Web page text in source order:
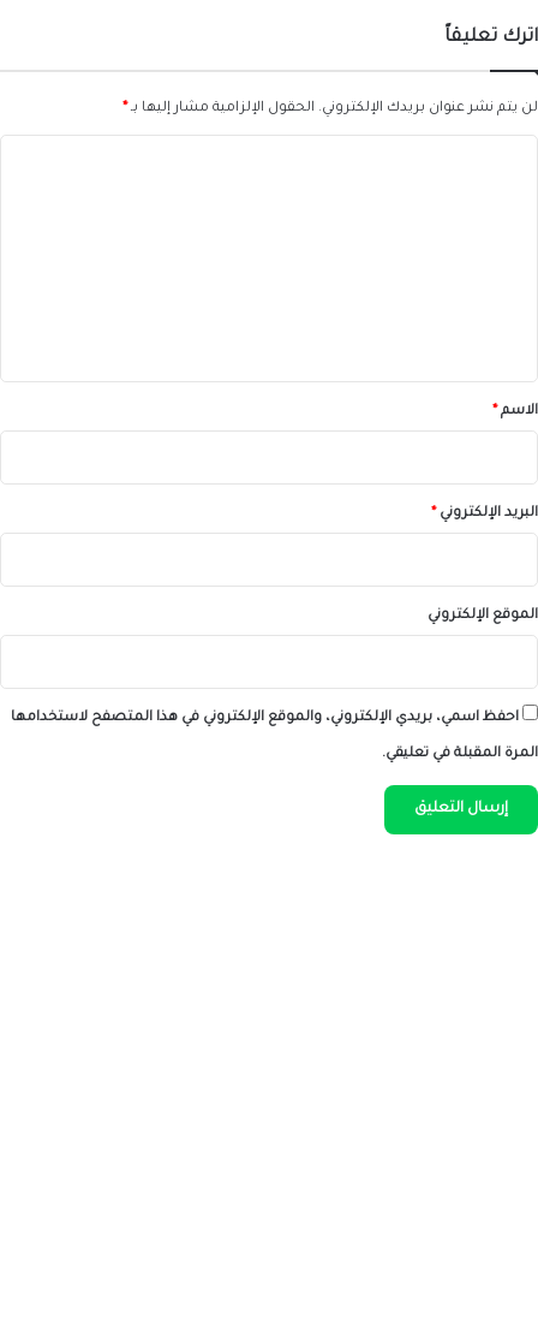
اترك تعليقاً
لن يتم نشر عنوان بريدك الإلكتروني. الحقول الإلزامية مشار إليها بـ *
*الاسم *
البريد الإلكتروني *
الموقع الإلكتروني
احفظ اسمي، بريدي الإلكتروني، والموقع الإلكتروني في هذا المتصفح لاستخدامها
المرة المقبلة في تعليقي.